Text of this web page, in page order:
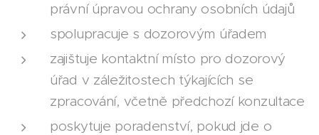
právní úpravou ochrany osobních údajů
spolupracuje s dozorovým úřadem
zajištuje kontaktní místo pro dozorový
úřad v záležitostech týkajících se
zpracování, včetně předchozí konzultace
poskytuje poradenství, pokud jde o